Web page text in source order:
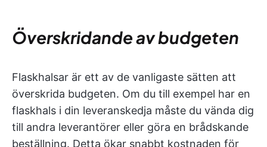
Överskridande av budgeten
Flaskhalsar är ett av de vanligaste sätten att
överskrida budgeten. Om du till exempel har en
flaskhals i din leveranskedja måste du vända dig
till andra leverantörer eller göra en brådskande
beställning. Detta ökar snabbt kostnaden för